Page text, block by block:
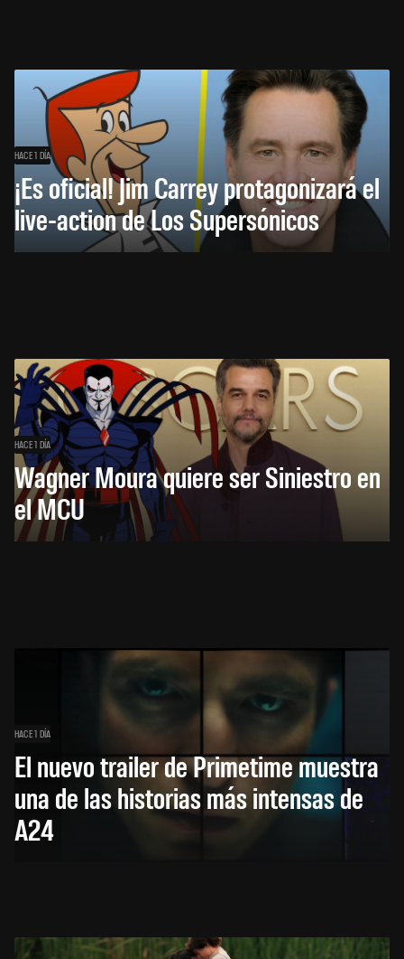
HACE 1 DÍA
¡Es oficial! Jim Carrey protagonizará el
live-action de Los Supersónicos
HACE 1 DÍA
Wagner Moura quiere ser Siniestro en
el MCU
HACE 1 DÍA
El nuevo trailer de Primetime muestra
una de las historias más intensas de
A24